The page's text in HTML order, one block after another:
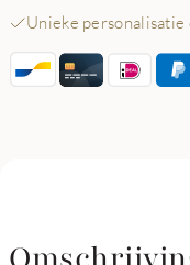
Unieke personalisatie